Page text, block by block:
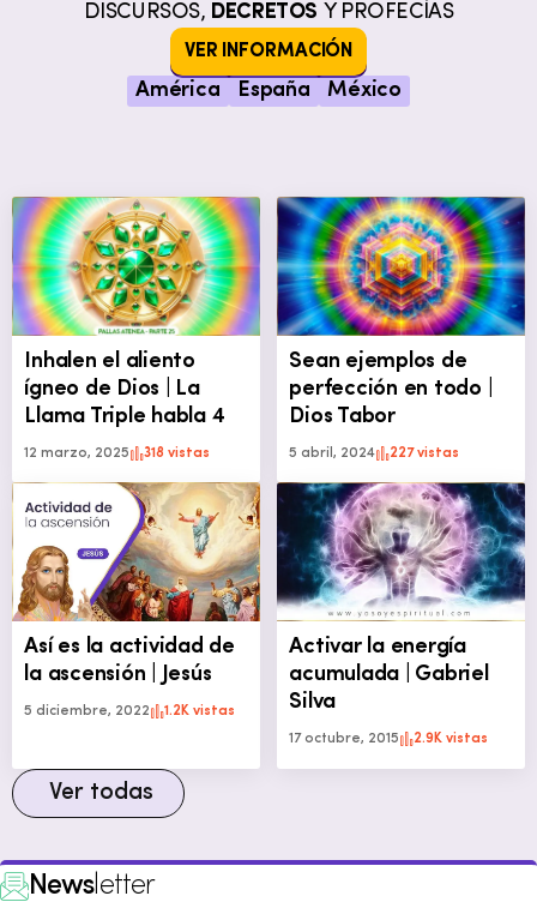
DISCURSOS, DECRETOS Y PROFECÍAS
VER INFORMACIÓN
América España México
Inhalen el aliento
ígneo de Dios | La
Llama Triple habla 4
12 marzo, 2025 318 vistas
Sean ejemplos de
perfección en todo |
Dios Tabor
5 abril, 2024 227 vistas
Así es la actividad de
la ascensión | Jesús
5 diciembre, 2022 1.2K vistas
Activar la energía
acumulada | Gabriel
Silva
17 octubre, 2015 2.9K vistas
Ver todas
Newsletter